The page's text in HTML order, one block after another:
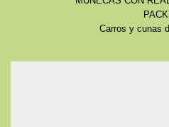
Carros y cunas